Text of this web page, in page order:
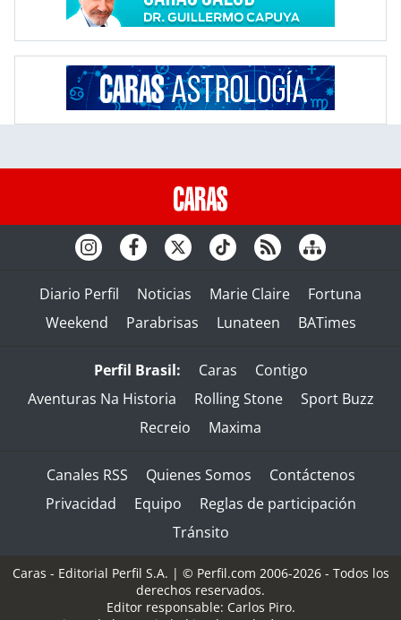
Diario Perfil Noticias Marie Claire
Fortuna
Weekend
Parabrisas Lunateen BATimes
Perfil Brasil: Caras
Contigo
Aventuras Na Historia
Rolling Stone
Sport Buzz
Recreio
Maxima
Canales RSS Quienes Somos
Contáctenos
Privacidad
Equipo
Reglas de participación
Tránsito
Caras - Editorial Perfil S.A. | © Perfil.com 2006-2026 - Todos los
derechos reservados.
Editor responsable: Carlos Piro.